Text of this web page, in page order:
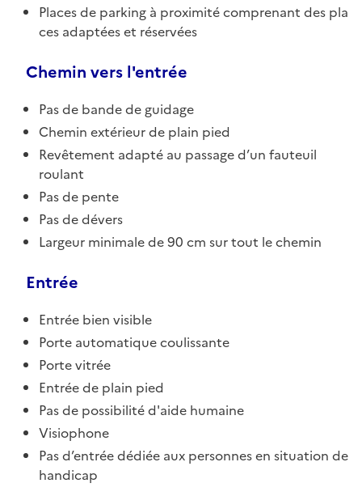
Places de parking à proximité comprenant des pla
ces adaptées et réservées
Chemin vers l'entrée
Pas de bande de guidage
Chemin extérieur de plain pied
Revêtement adapté au passage d’un fauteuil
roulant
Pas de pente
Pas de dévers
Largeur minimale de 90 cm sur tout le chemin
Entrée
Entrée bien visible
Porte automatique coulissante
Porte vitrée
Entrée de plain pied
Pas de possibilité d'aide humaine
Visiophone
Pas d’entrée dédiée aux personnes en situation de
handicap